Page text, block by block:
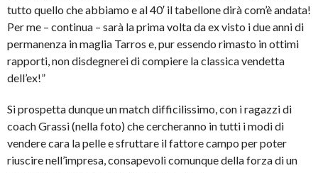
tutto quello che abbiamo e al 40′ il tabellone dirà com’è andata!
Per me – continua – sarà la prima volta da ex visto i due anni di
permanenza in maglia Tarros e, pur essendo rimasto in ottimi
rapporti, non disdegnerei di compiere la classica vendetta
dell’ex!”
Si prospetta dunque un match difficilissimo, con i ragazzi di
coach Grassi (nella foto) che cercheranno in tutti i modi di
vendere cara la pelle e sfruttare il fattore campo per poter
riuscire nell’impresa, consapevoli comunque della forza di un